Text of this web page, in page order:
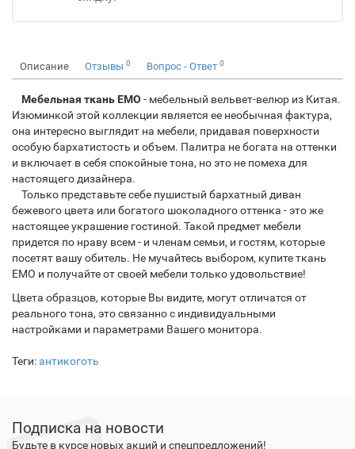
Описание Отзывы 0 Вопрос - Ответ 0
Мебельная ткань EMO - мебельный вельвет-велюр из Китая.
Изюминкой этой коллекции является ее необычная фактура,
она интересно выглядит на мебели, придавая поверхности
особую бархатистость и объем. Палитра не богата на оттенки
и включает в себя спокойные тона, но это не помеха для
настоящего дизайнера.
Только представьте себе пушистый бархатный диван
бежевого цвета или богатого шоколадного оттенка - это же
настоящее украшение гостиной. Такой предмет мебели
придется по нраву всем - и членам семьи, и гостям, которые
посетят вашу обитель. Не мучайтесь выбором, купите ткань
EMO и получайте от своей мебели только удовольствие!
Цвета образцов, которые Вы видите, могут отличатся от
реального тона, это связанно с индивидуальными
настройками и параметрами Вашего монитора.
Теги:антикоготь
Подписка на новости
Будьте в курсе новых акций и спецпредложений!